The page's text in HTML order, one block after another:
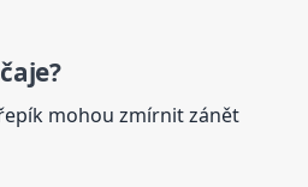
mohou zmírnit zánět